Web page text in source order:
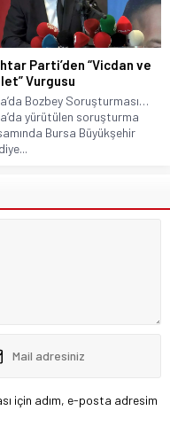
Parti’den “Vicdan ve
Vurgusu
Bozbey Soruşturması…
yürütülen soruşturma
Bursa Büyükşehir
için adım, e-posta adresim